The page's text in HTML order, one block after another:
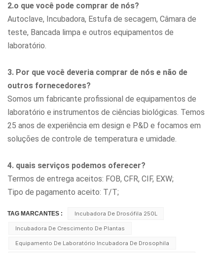
2.o que você pode comprar de nós?
Autoclave, Incubadora, Estufa de secagem, Câmara de
teste, Bancada limpa e outros equipamentos de
laboratório.
3. Por que você deveria comprar de nós e não de
outros fornecedores?
Somos um fabricante profissional de equipamentos de
laboratório e instrumentos de ciências biológicas. Temos
25 anos de experiência em design e P&D e focamos em
soluções de controle de temperatura e umidade.
4. quais serviços podemos oferecer?
Termos de entrega aceitos: FOB, CFR, CIF, EXW;
Tipo de pagamento aceito: T/T;
TAG MARCANTES : Incubadora De Drosófila 250L
Incubadora De Crescimento De Plantas
Equipamento De Laboratório Incubadora De Drosophila